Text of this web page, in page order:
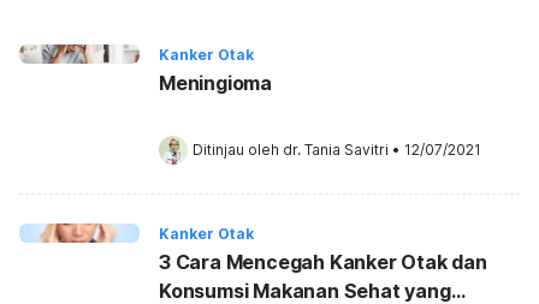
Kanker Otak
Meningioma
Ditinjau oleh dr. Tania Savitri • 12/07/2021
Kanker Otak
3 Cara Mencegah Kanker Otak dan
Konsumsi Makanan Sehat yang